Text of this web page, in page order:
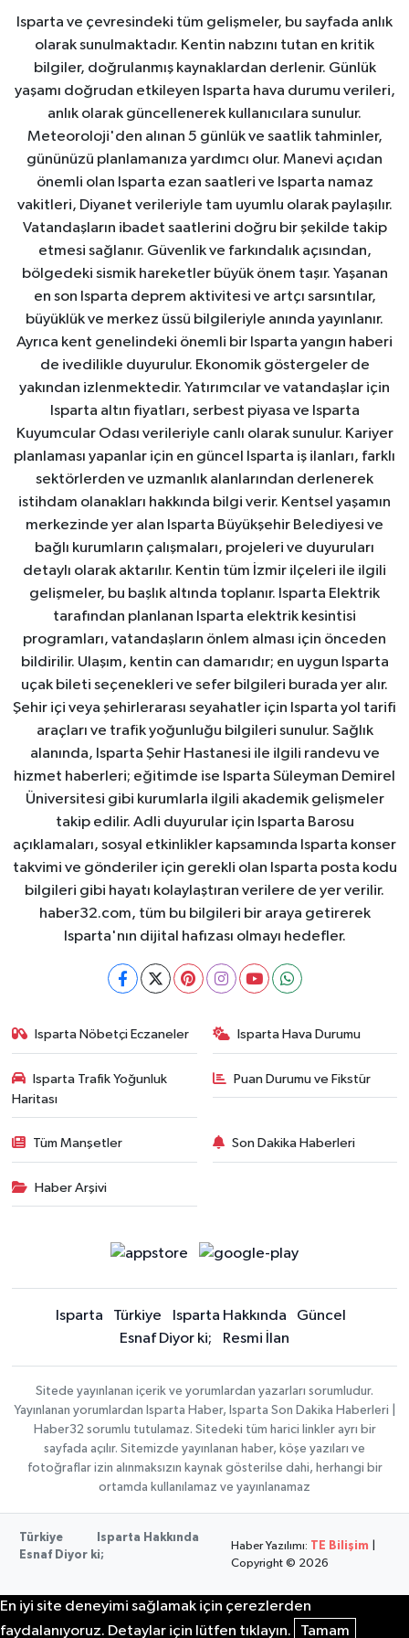
Isparta ve çevresindeki tüm gelişmeler, bu sayfada anlık
olarak sunulmaktadır. Kentin nabzını tutan en kritik
bilgiler, doğrulanmış kaynaklardan derlenir. Günlük
yaşamı doğrudan etkileyen Isparta hava durumu verileri,
anlık olarak güncellenerek kullanıcılara sunulur.
Meteoroloji'den alınan 5 günlük ve saatlik tahminler,
gününüzü planlamanıza yardımcı olur. Manevi açıdan
önemli olan Isparta ezan saatleri ve Isparta namaz
vakitleri, Diyanet verileriyle tam uyumlu olarak paylaşılır.
Vatandaşların ibadet saatlerini doğru bir şekilde takip
etmesi sağlanır. Güvenlik ve farkındalık açısından,
bölgedeki sismik hareketler büyük önem taşır. Yaşanan
en son Isparta deprem aktivitesi ve artçı sarsıntılar,
büyüklük ve merkez üssü bilgileriyle anında yayınlanır.
Ayrıca kent genelindeki önemli bir Isparta yangın haberi
de ivedilikle duyurulur. Ekonomik göstergeler de
yakından izlenmektedir. Yatırımcılar ve vatandaşlar için
Isparta altın fiyatları, serbest piyasa ve Isparta
Kuyumcular Odası verileriyle canlı olarak sunulur. Kariyer
planlaması yapanlar için en güncel Isparta iş ilanları, farklı
sektörlerden ve uzmanlık alanlarından derlenerek
istihdam olanakları hakkında bilgi verir. Kentsel yaşamın
merkezinde yer alan Isparta Büyükşehir Belediyesi ve
bağlı kurumların çalışmaları, projeleri ve duyuruları
detaylı olarak aktarılır. Kentin tüm İzmir ilçeleri ile ilgili
gelişmeler, bu başlık altında toplanır. Isparta Elektrik
tarafından planlanan Isparta elektrik kesintisi
programları, vatandaşların önlem alması için önceden
bildirilir. Ulaşım, kentin can damarıdır; en uygun Isparta
uçak bileti seçenekleri ve sefer bilgileri burada yer alır.
Şehir içi veya şehirlerarası seyahatler için Isparta yol tarifi
araçları ve trafik yoğunluğu bilgileri sunulur. Sağlık
alanında, Isparta Şehir Hastanesi ile ilgili randevu ve
hizmet haberleri; eğitimde ise Isparta Süleyman Demirel
Üniversitesi gibi kurumlarla ilgili akademik gelişmeler
takip edilir. Adli duyurular için Isparta Barosu
açıklamaları, sosyal etkinlikler kapsamında Isparta konser
takvimi ve gönderiler için gerekli olan Isparta posta kodu
bilgileri gibi hayatı kolaylaştıran verilere de yer verilir.
haber32.com, tüm bu bilgileri bir araya getirerek
Isparta'nın dijital hafızası olmayı hedefler.
Isparta Nöbetçi Eczaneler Isparta Hava Durumu
Isparta Trafik Yoğunluk
Haritası
Puan Durumu ve Fikstür
Tüm Manşetler Son Dakika Haberleri
Haber Arşivi
Isparta Türkiye Isparta Hakkında
Güncel
Esnaf Diyor ki;
Resmi İlan
Sitede yayınlanan içerik ve yorumlardan yazarları sorumludur.
Yayınlanan yorumlardan Isparta Haber, Isparta Son Dakika Haberleri |
Haber32 sorumlu tutulamaz. Sitedeki tüm harici linkler ayrı bir
sayfada açılır. Sitemizde yayınlanan haber, köşe yazıları ve
fotoğraflar izin alınmaksızın kaynak gösterilse dahi, herhangi bir
ortamda kullanılamaz ve yayınlanamaz
Türkiye
Isparta Hakkında
Esnaf Diyor ki;
Haber Yazılımı: TE Bilişim
Copyright © 2026
En iyi site deneyimi sağlamak için çerezlerden
faydalanıyoruz. Detaylar için lütfen tıklayın.
Tamam